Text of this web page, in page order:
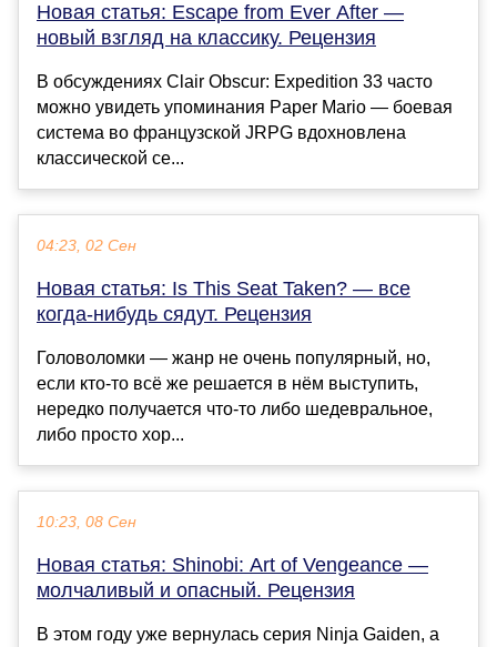
Новая статья: Escape from Ever After —
новый взгляд на классику. Рецензия
В обсуждениях Clair Obscur: Expedition 33 часто
можно увидеть упоминания Paper Mario — боевая
система во французской JRPG вдохновлена
классической се...
04:23, 02 Сен
Новая статья: Is This Seat Taken? — все
когда-нибудь сядут. Рецензия
Головоломки — жанр не очень популярный, но,
если кто-то всё же решается в нём выступить,
нередко получается что-то либо шедевральное,
либо просто хор...
10:23, 08 Сен
Новая статья: Shinobi: Art of Vengeance —
молчаливый и опасный. Рецензия
В этом году уже вернулась серия Ninja Gaiden, а